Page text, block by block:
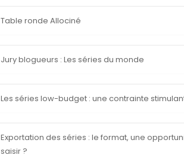
Table ronde Allociné
Jury blogueurs : Les séries du monde
Les séries low-budget : une contrainte
Exportation des séries : le format, une
saisir ?